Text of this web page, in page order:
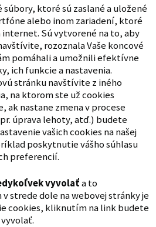
ktoré sú zaslané a uložené
alebo inom zariadení, ktoré
Sú vytvorené na to, aby
rozoznala Vaše koncové
pomáhali a umožnili efektívne
ich funkcie a nastavenia.
stránku navštívite z iného
na ktorom ste už cookies
ak nastane zmena v procese
úprava lehoty, atď.) budete
vašich cookies na našej
poskytnutie vášho súhlasu
preferencií.
vyvolaťa to
strede dole na webovej stránky je
cookies, kliknutím na link budete